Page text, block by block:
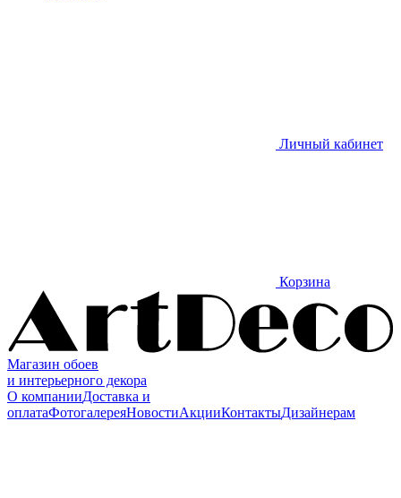
Личный кабинет
Корзина
Магазин обоев
и интерьерного декора
О компанииДоставка и
оплатаФотогалереяНовостиАкцииКонтактыДизайнерам